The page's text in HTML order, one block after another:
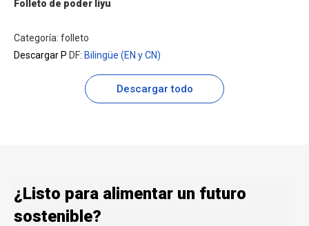
Folleto de poder liyu
Categoría: folleto
Descargar P DF: Bilingüe (EN y CN)
Descargar todo
¿Listo para alimentar un futuro
sostenible?